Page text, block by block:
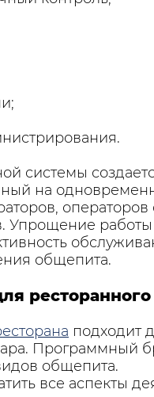
системы
на
Упрощение
общепита.
ресторанного
подходит
Программный
общепита.
все аспекты